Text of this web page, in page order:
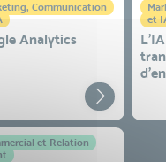
Communication
Analytics
et
et Relation